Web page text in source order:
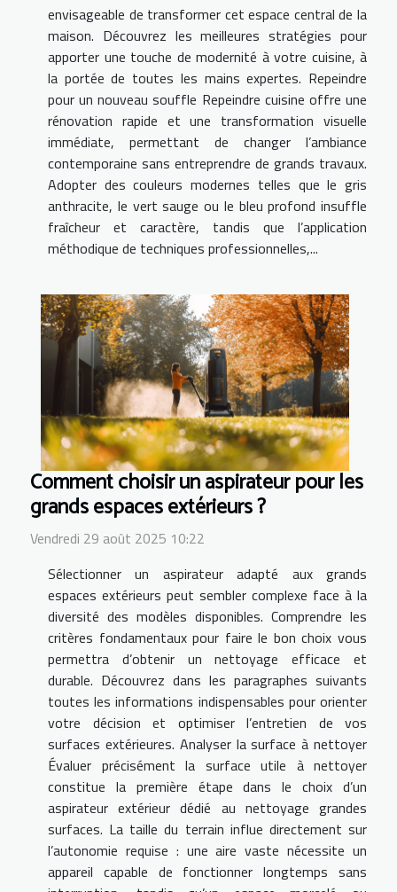
envisageable de transformer cet espace central de la
maison. Découvrez les meilleures stratégies pour
apporter une touche de modernité à votre cuisine, à
la portée de toutes les mains expertes. Repeindre
pour un nouveau souffle Repeindre cuisine offre une
rénovation rapide et une transformation visuelle
immédiate, permettant de changer l’ambiance
contemporaine sans entreprendre de grands travaux.
Adopter des couleurs modernes telles que le gris
anthracite, le vert sauge ou le bleu profond insuffle
fraîcheur et caractère, tandis que l’application
méthodique de techniques professionnelles,...
Comment choisir un aspirateur pour les
grands espaces extérieurs ?
Vendredi 29 août 2025 10:22
Sélectionner un aspirateur adapté aux grands
espaces extérieurs peut sembler complexe face à la
diversité des modèles disponibles. Comprendre les
critères fondamentaux pour faire le bon choix vous
permettra d’obtenir un nettoyage efficace et
durable. Découvrez dans les paragraphes suivants
toutes les informations indispensables pour orienter
votre décision et optimiser l’entretien de vos
surfaces extérieures. Analyser la surface à nettoyer
Évaluer précisément la surface utile à nettoyer
constitue la première étape dans le choix d’un
aspirateur extérieur dédié au nettoyage grandes
surfaces. La taille du terrain influe directement sur
l’autonomie requise : une aire vaste nécessite un
appareil capable de fonctionner longtemps sans